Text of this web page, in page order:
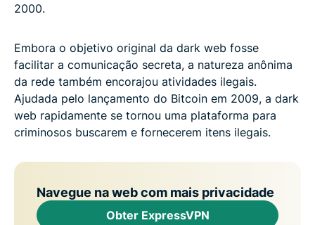
2000.
Embora o objetivo original da dark web fosse
facilitar a comunicação secreta, a natureza anônima
da rede também encorajou atividades ilegais.
Ajudada pelo lançamento do Bitcoin em 2009, a dark
web rapidamente se tornou uma plataforma para
criminosos buscarem e fornecerem itens ilegais.
Navegue na web com mais privacidade
Obter ExpressVPN